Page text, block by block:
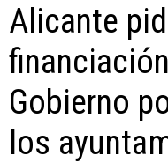
Alicante
Gobierno
los